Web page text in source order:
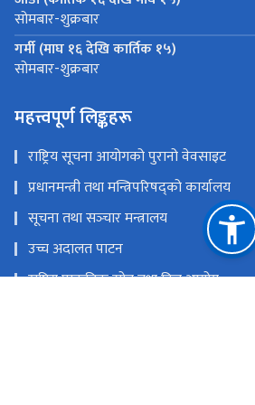
सोमबार-शुक्रबार
गर्मी (माघ १६ देखि कार्तिक १५)
सोमबार-शुक्रबार
महत्त्वपूर्ण लिङ्कहरू
राष्ट्रिय सूचना आयोगको पुरानो वेवसाइट
प्रधानमन्त्री तथा मन्त्रिपरिषद्को कार्यालय
सूचना तथा सञ्‍चार मन्त्रालय
उच्च अदालत पाटन
राष्ट्रिय प्राकृतिक स्रोत तथा वित्त आयोग